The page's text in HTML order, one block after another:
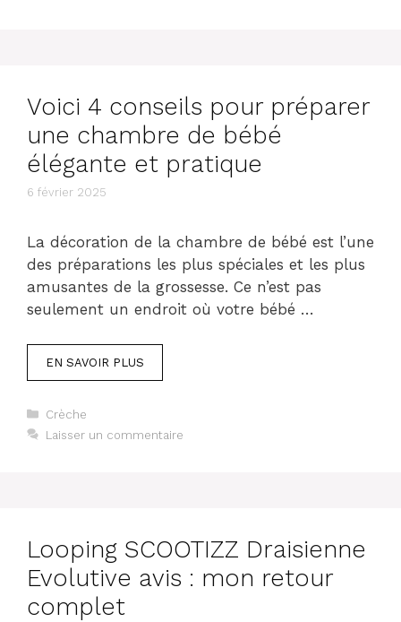
Voici 4 conseils pour préparer
une chambre de bébé
élégante et pratique
6 février 2025
La décoration de la chambre de bébé est l’une
des préparations les plus spéciales et les plus
amusantes de la grossesse. Ce n’est pas
seulement un endroit où votre bébé …
EN SAVOIR PLUS
Catégories
Crèche
Laisser un commentaire
Looping SCOOTIZZ Draisienne
Evolutive avis : mon retour
complet